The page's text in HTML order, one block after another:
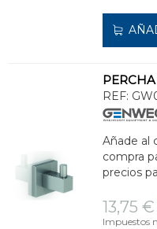
REF:
Añade al
compra
precios
13,75 €
Impuestos